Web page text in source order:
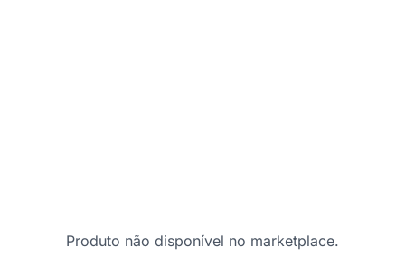
Produto não disponível no marketplace.